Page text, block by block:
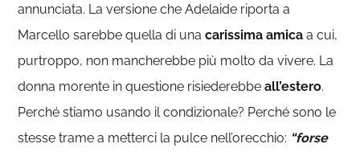
annunciata. La versione che Adelaide riporta a
Marcello sarebbe quella di unacarissima amica a cui,
purtroppo, non mancherebbe più molto da vivere. La
donna morente in questione risiederebbe all’estero.
Perché stiamo usando il condizionale? Perché sono le
stesse trame a metterci la pulce nell’orecchio: “forse